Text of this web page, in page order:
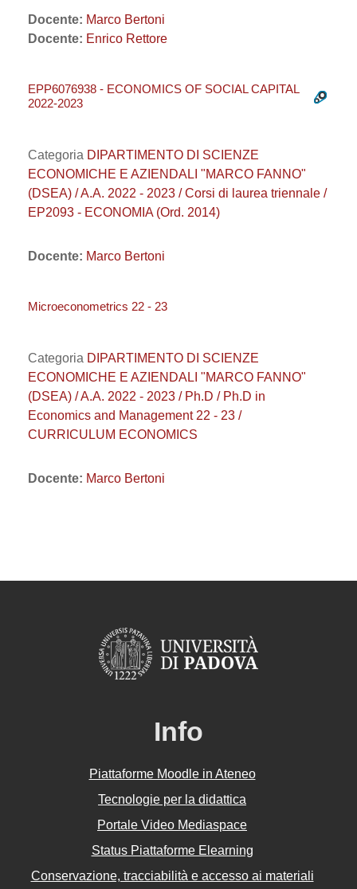
Docente: Marco Bertoni
Docente: Enrico Rettore
EPP6076938 - ECONOMICS OF SOCIAL CAPITAL
2022-2023
Categoria DIPARTIMENTO DI SCIENZE
ECONOMICHE E AZIENDALI "MARCO FANNO"
(DSEA) / A.A. 2022 - 2023 / Corsi di laurea triennale /
EP2093 - ECONOMIA (Ord. 2014)
Docente: Marco Bertoni
Microeconometrics 22 - 23
Categoria DIPARTIMENTO DI SCIENZE
ECONOMICHE E AZIENDALI "MARCO FANNO"
(DSEA) / A.A. 2022 - 2023 / Ph.D / Ph.D in
Economics and Management 22 - 23 /
CURRICULUM ECONOMICS
Docente: Marco Bertoni
Info
Piattaforme Moodle in Ateneo
Tecnologie per la didattica
Portale Video Mediaspace
Status Piattaforme Elearning
Conservazione, tracciabilità e accesso ai materiali